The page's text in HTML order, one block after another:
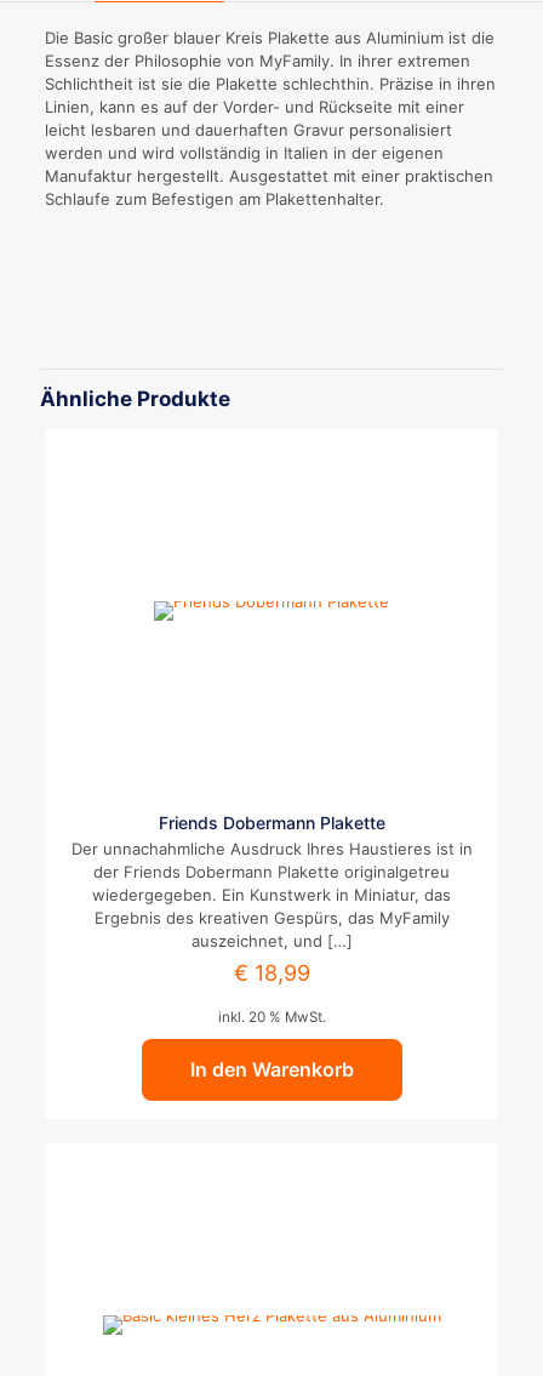
Die Basic großer blauer Kreis Plakette aus Aluminium ist die
Essenz der Philosophie von MyFamily. In ihrer extremen
Schlichtheit ist sie die Plakette schlechthin. Präzise in ihren
Linien, kann es auf der Vorder- und Rückseite mit einer
leicht lesbaren und dauerhaften Gravur personalisiert
werden und wird vollständig in Italien in der eigenen
Manufaktur hergestellt. Ausgestattet mit einer praktischen
Schlaufe zum Befestigen am Plakettenhalter.
Ähnliche Produkte
Friends Dobermann Plakette
Der unnachahmliche Ausdruck Ihres Haustieres ist in
der Friends Dobermann Plakette originalgetreu
wiedergegeben. Ein Kunstwerk in Miniatur, das
Ergebnis des kreativen Gespürs, das MyFamily
auszeichnet, und […]
€ 18,99
inkl. 20 % MwSt.
In den Warenkorb